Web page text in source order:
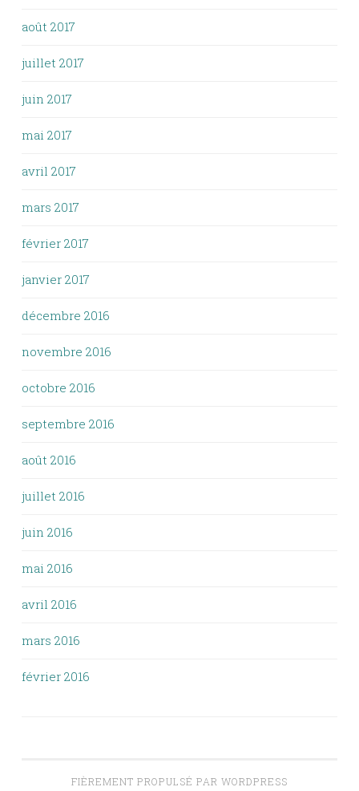
août 2017
juillet 2017
juin 2017
mai 2017
avril 2017
mars 2017
février 2017
janvier 2017
décembre 2016
novembre 2016
octobre 2016
septembre 2016
août 2016
juillet 2016
juin 2016
mai 2016
avril 2016
mars 2016
février 2016
FIÈREMENT PROPULSÉ PAR WORDPRESS